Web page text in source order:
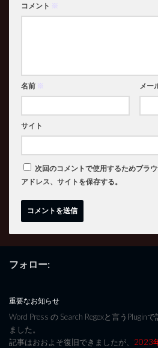
コメント ※
名前 ※ メー
サイト
次回のコメントで使用するためブラ
アドレス、サイトを保存する。
フォロー:
重要なお知らせ
Word Press の Search Regexと言うPlugin
ました。
記事はおおよそ復旧できましたが、 2023